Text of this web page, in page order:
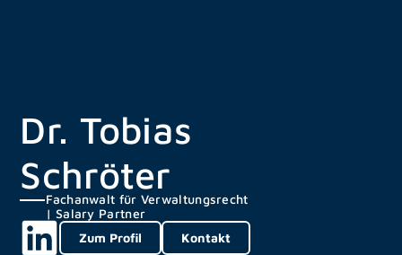
Dr. Tobias
Schröter
Fachanwalt für Verwaltungsrecht
| Salary Partner
Zum Profil
Kontakt